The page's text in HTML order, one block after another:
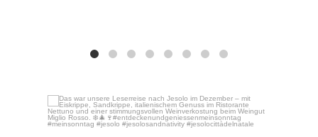
Dez. 16